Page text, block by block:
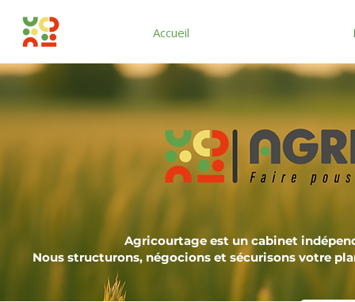
Accueil
Agricourtage est un cabinet
Nous structurons, négocions et sécurisons votre